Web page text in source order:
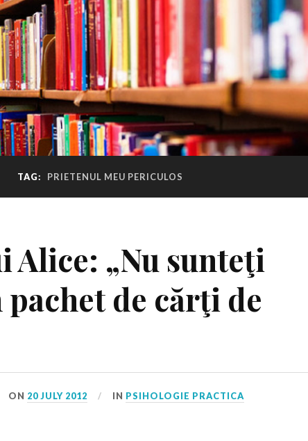
TAG: PRIETENUL MEU PERICULOS
Alice: „Nu sunteţi
pachet de cărţi de
ON 20 JULY 2012 IN PSIHOLOGIE PRACTICA